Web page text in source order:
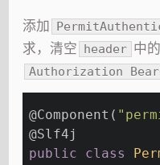
添加
求，清空 header 中的
Authorization
@Component (
@Slf4j
public
class